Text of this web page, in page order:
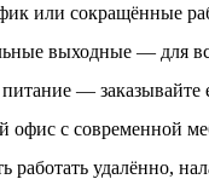
или сокращённые
выходные — для
питание —
офис с современной
работать удалённо,